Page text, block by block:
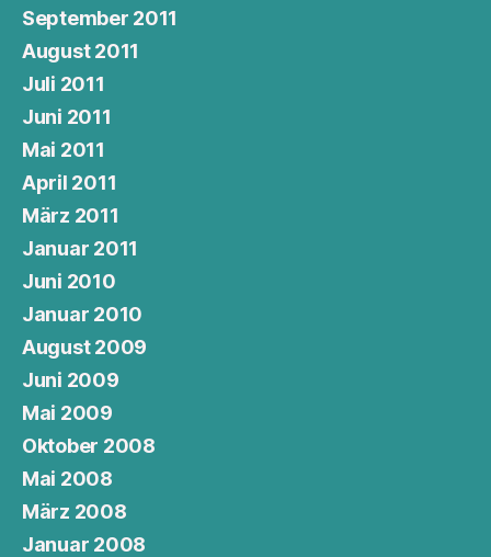
September 2011
August 2011
Juli 2011
Juni 2011
Mai 2011
April 2011
März 2011
Januar 2011
Juni 2010
Januar 2010
August 2009
Juni 2009
Mai 2009
Oktober 2008
Mai 2008
März 2008
Januar 2008